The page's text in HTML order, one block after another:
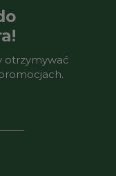
otrzymywać